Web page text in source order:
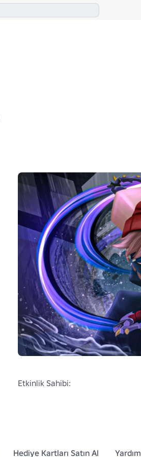
Etkinlik Sahibi:
Hediye Kartları Satın Al Yardım